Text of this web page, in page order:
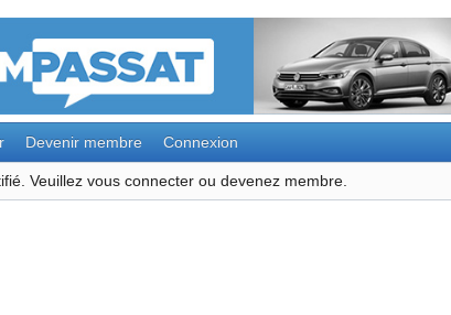
Devenir membre Connexion
Veuillez vous connecter ou devenez membre.